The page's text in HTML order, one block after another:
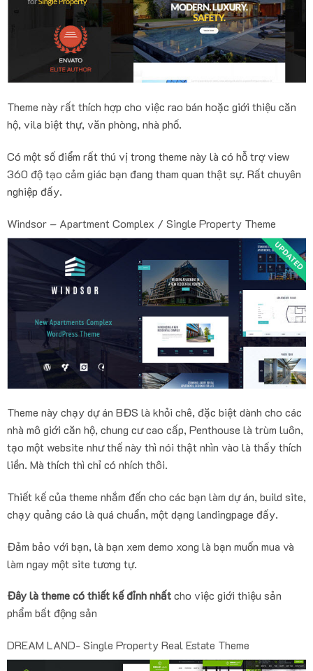
Theme này rất thích hợp cho việc rao bán hoặc giới thiệu căn
hộ, vila biệt thự, văn phòng, nhà phố.
Có một số điểm rất thú vị trong theme này là có hỗ trợ view
360 độ tạo cảm giác bạn đang tham quan thật sự. Rất chuyên
nghiệp đấy.
Windsor – Apartment Complex / Single Property Theme
Theme này chạy dự án BĐS là khỏi chê, đặc biệt dành cho các
nhà mô giới căn hộ, chung cư cao cấp, Penthouse là trùm luôn,
tạo một website như thế này thì nói thật nhìn vào là thấy thích
liền. Mà thích thì chỉ có nhích thôi.
Thiết kế của theme nhắm đến cho các bạn làm dự án, build site,
chạy quảng cáo là quá chuẩn, một dạng landingpage đấy.
Đảm bảo với bạn, là bạn xem demo xong là bạn muốn mua và
làm ngay một site tương tự.
Đây là theme có thiết kế đỉnh nhấtcho việc giới thiệu sản
phẩm bất động sản
DREAM LAND- Single Property Real Estate Theme